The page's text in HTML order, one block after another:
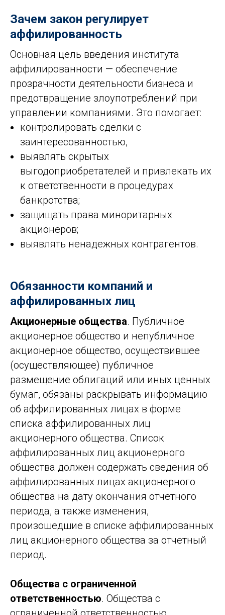
Зачем закон регулирует
аффилированность
Основная цель введения института
аффилированности — обеспечение
прозрачности деятельности бизнеса и
предотвращение злоупотреблений при
управлении компаниями. Это помогает:
контролировать сделки с
заинтересованностью,
выявлять скрытых
выгодоприобретателей и привлекать их
к ответственности в процедурах
банкротства;
защищать права миноритарных
акционеров;
выявлять ненадежных контрагентов.
Обязанности компаний и
аффилированных лиц
Акционерные общества. Публичное
акционерное общество и непубличное
акционерное общество, осуществившее
(осуществляющее) публичное
размещение облигаций или иных ценных
бумаг, обязаны раскрывать информацию
об аффилированных лицах в форме
списка аффилированных лиц
акционерного общества. Список
аффилированных лиц акционерного
общества должен содержать сведения об
аффилированных лицах акционерного
общества на дату окончания отчетного
периода, а также изменения,
произошедшие в списке аффилированных
лиц акционерного общества за отчетный
период.
Общества с ограниченной
ответственностью. Общества с